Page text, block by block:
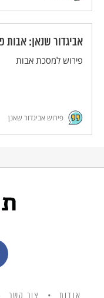
אביגדור שנאן: אבות
פירוש למסכת אבות
פירוש אביגדור שאנן